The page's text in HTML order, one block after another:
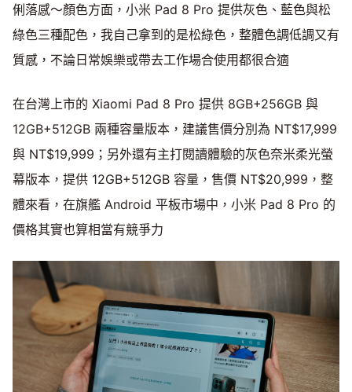
俐落感～顏色方面，小米 Pad 8 Pro 提供灰色、藍色與松
綠色三種配色，我自己拿到的是松綠色，整體色調低調又有
質感，不論日常娛樂或帶去工作場合使用都很合適
在台灣上市的 Xiaomi Pad 8 Pro 提供 8GB+256GB 與
12GB+512GB 兩種容量版本，建議售價分別為 NT$17,999
與 NT$19,999；另外還有主打閱讀體驗的灰色奈米柔光螢
幕版本，提供 12GB+512GB 容量，售價 NT$20,999，整
體來看，在旗艦 Android 平板市場中，小米 Pad 8 Pro 的
價格其實也算相當有競爭力